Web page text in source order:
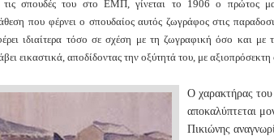
τις σπουδές του στο ΕΜΠ, γίνεται το 1906 ο πρώτος
που φέρνει ο σπουδαίος αυτός ζωγράφος στις
ιδιαίτερα τόσο σε σχέση με τη ζωγραφική όσο και με
εικαστικά, αποδίδοντας την οξύτητά του, με αξιοπρόσεκτη
Ο χαρακτήρας
αποκαλύπτεται
Πικιώνης